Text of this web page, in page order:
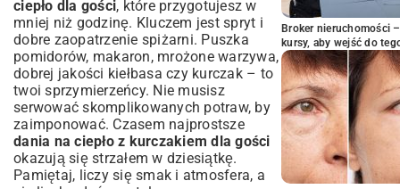
ciepło dla gości, które przygotujesz w
mniej niż godzinę. Kluczem jest spryt i
dobre zaopatrzenie spiżarni. Puszka
pomidorów, makaron, mrożone warzywa,
dobrej jakości kiełbasa czy kurczak – to
twoi sprzymierzeńcy. Nie musisz
serwować skomplikowanych potraw, by
zaimponować. Czasem najprostsze
dania na ciepło z kurczakiem dla gości
okazują się strzałem w dziesiątkę.
Pamiętaj, liczy się smak i atmosfera, a
Broker nieruchomości
kursy, aby wejść do